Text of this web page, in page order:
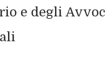
e degli